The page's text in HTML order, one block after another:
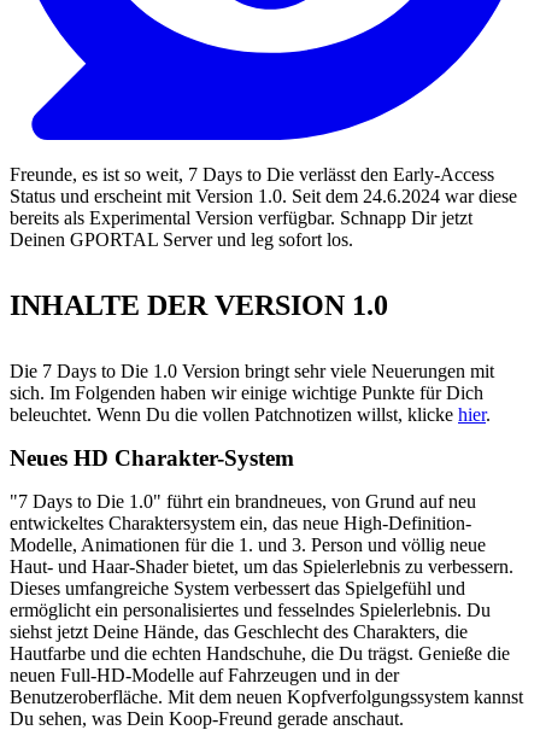
Freunde, es ist so weit, 7 Days to Die verlässt den Early-Access
Status und erscheint mit Version 1.0. Seit dem 24.6.2024 war diese
bereits als Experimental Version verfügbar. Schnapp Dir jetzt
Deinen GPORTAL Server und leg sofort los.
INHALTE DER VERSION 1.0
Die 7 Days to Die 1.0 Version bringt sehr viele Neuerungen mit
sich. Im Folgenden haben wir einige wichtige Punkte für Dich
beleuchtet. Wenn Du die vollen Patchnotizen willst, klicke hier.
Neues HD Charakter-System
"7 Days to Die 1.0" führt ein brandneues, von Grund auf neu
entwickeltes Charaktersystem ein, das neue High-Definition-
Modelle, Animationen für die 1. und 3. Person und völlig neue
Haut- und Haar-Shader bietet, um das Spielerlebnis zu verbessern.
Dieses umfangreiche System verbessert das Spielgefühl und
ermöglicht ein personalisiertes und fesselndes Spielerlebnis. Du
siehst jetzt Deine Hände, das Geschlecht des Charakters, die
Hautfarbe und die echten Handschuhe, die Du trägst. Genieße die
neuen Full-HD-Modelle auf Fahrzeugen und in der
Benutzeroberfläche. Mit dem neuen Kopfverfolgungssystem kannst
Du sehen, was Dein Koop-Freund gerade anschaut.